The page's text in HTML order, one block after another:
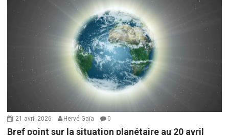
21 avril 2026 Hervé Gaïa 0
Bref point sur la situation planétaire au 20 avril